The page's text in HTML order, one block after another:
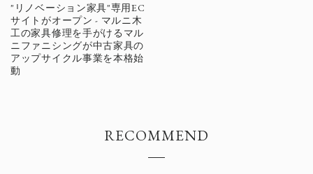
"リノベーション家具"専用EC
サイトがオープン - マルニ木
工の家具修理を手がけるマル
ニファニシングが中古家具の
アップサイクル事業を本格始
動
RECOMMEND